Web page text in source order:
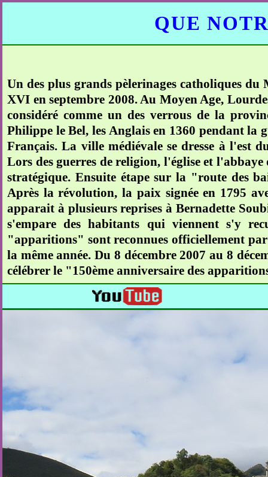
QUE
Un des plus grands pèlerinages catholiques
XVI en septembre 2008. Au Moyen Age,
considéré comme un des verrous de la
Philippe le Bel, les Anglais en 1360 pendant la
Français. La ville médiévale se dresse à l'est
Lors des guerres de religion, l'église et
stratégique. Ensuite étape sur la "route des
Après la révolution, la paix signée en 1795
apparait à plusieurs reprises à Bernadette
s'empare des habitants qui viennent s'y
"apparitions" sont reconnues officiellement
la même année. Du 8 décembre 2007 au 8
célébrer le "150ème anniversaire des